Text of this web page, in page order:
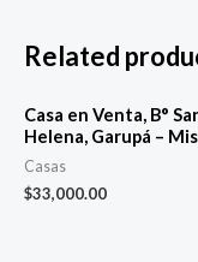
Related
Casa en Venta, B°
Helena, Garupá –
Casas
$33,000.00